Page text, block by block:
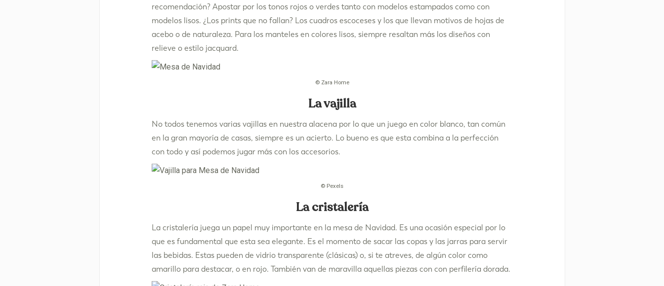
recomendación? Apostar por los tonos rojos o verdes tanto con modelos estampados como con
modelos lisos. ¿Los prints que no fallan? Los cuadros escoceses y los que llevan motivos de hojas de
acebo o de naturaleza. Para los manteles en colores lisos, siempre resaltan más los diseños con
relieve o estilo jacquard.
© Zara Home
La vajilla
No todos tenemos varias vajillas en nuestra alacena por lo que un juego en color blanco, tan común
en la gran mayoría de casas, siempre es un acierto. Lo bueno es que esta combina a la perfección
con todo y así podemos jugar más con los accesorios.
© Pexels
La cristalería
La cristalería juega un papel muy importante en la mesa de Navidad. Es una ocasión especial por lo
que es fundamental que esta sea elegante. Es el momento de sacar las copas y las jarras para servir
las bebidas. Estas pueden de vidrio transparente (clásicas) o, si te atreves, de algún color como
amarillo para destacar, o en rojo. También van de maravilla aquellas piezas con con perfilería dorada.